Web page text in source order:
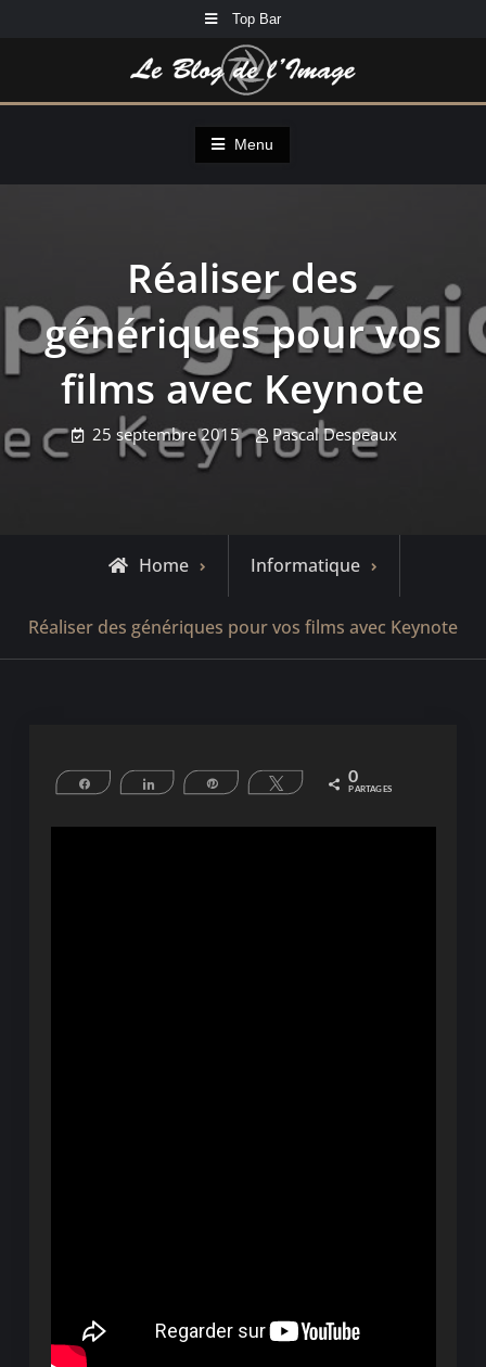
Top Bar
Menu
Réaliser des
génériques pour vos
films avec Keynote
25 septembre 2015 Pascal Despeaux
Home Informatique
Réaliser des génériques pour vos films avec Keynote
Partagez Partagez Épingle Tweetez 0
PARTAGES